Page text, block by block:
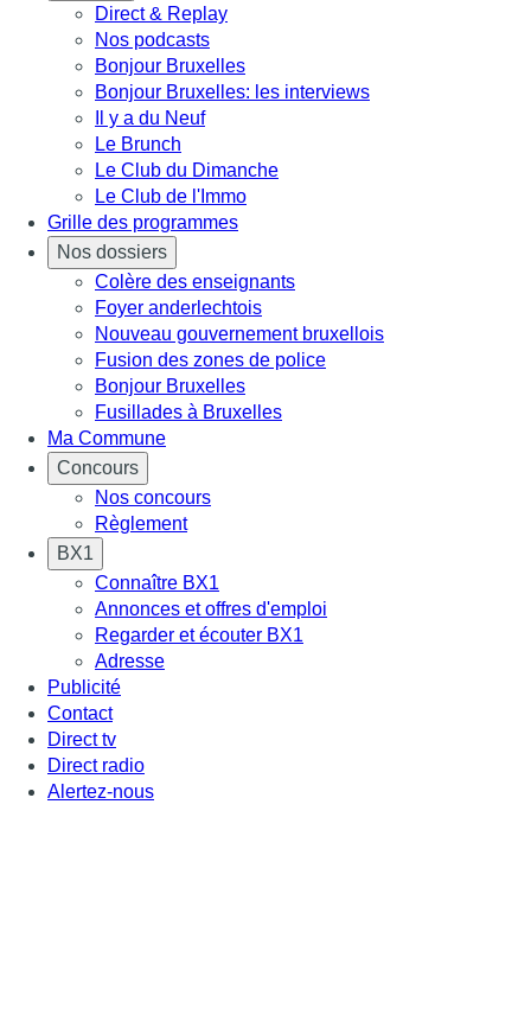
Direct & Replay
Nos podcasts
Bonjour Bruxelles
Bonjour Bruxelles: les interviews
Il y a du Neuf
Le Brunch
Le Club du Dimanche
Le Club de l'Immo
Grille des programmes
Nos dossiers
Colère des enseignants
Foyer anderlechtois
Nouveau gouvernement bruxellois
Fusion des zones de police
Bonjour Bruxelles
Fusillades à Bruxelles
Ma Commune
Concours
Nos concours
Règlement
BX1
Connaître BX1
Annonces et offres d'emploi
Regarder et écouter BX1
Adresse
Publicité
Contact
Direct tv
Direct radio
Alertez-nous